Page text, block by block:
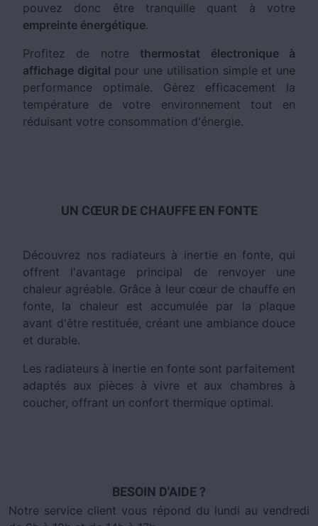
pouvez donc être tranquille quant à votre
empreinte énergétique.
Profitez de notre thermostat électronique à
affichage digital pour une utilisation simple et une
performance optimale. Gérez efficacement la
température de votre environnement tout en
réduisant votre consommation d'énergie.
UN CŒUR DE CHAUFFE EN FONTE
Découvrez nos radiateurs à inertie en fonte, qui
offrent l'avantage principal de renvoyer une
chaleur agréable. Grâce à leur cœur de chauffe en
fonte, la chaleur est accumulée par la plaque
avant d'être restituée, créant une ambiance douce
et durable.
Les radiateurs à inertie en fonte sont parfaitement
adaptés aux pièces à vivre et aux chambres à
coucher, offrant un confort thermique optimal.
BESOIN D'AIDE ?
Notre service client vous répond du lundi au vendredi